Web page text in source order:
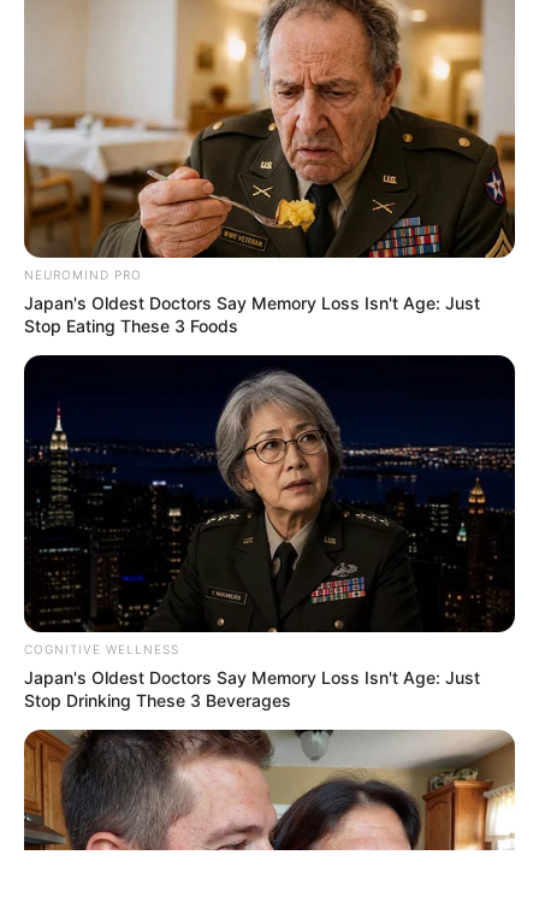
ΤΑΥΤΟΤΗΤΑ ΚΑΙ ΕΠΙΚΟΙΝΩΝΙΑ ΟΡΟΙ ΧΡΗΣΗΣ
© 2025 EVIANEWS του Γιώργου Κουτσελίνη
NEUROMIND PRO
Japan's Oldest Doctors Say Memory Loss Isn't Age: Just
Stop Eating These 3 Foods
COGNITIVE WELLNESS
Japan's Oldest Doctors Say Memory Loss Isn't Age: Just
Stop Drinking These 3 Beverages